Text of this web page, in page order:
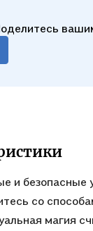
и
со
магия